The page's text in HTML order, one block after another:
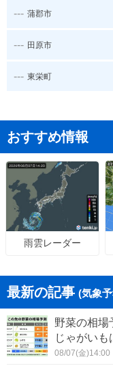
--- 蒲郡市
--- 田原市
--- 東栄町
おすすめ情報
雨雲レーダー
最新の記事 (気象
野菜の相
じゃがいも
08/07(金)14:00